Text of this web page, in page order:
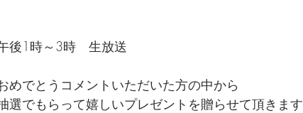
後1時～3時　生放送
めでとうコメントいただいた方の中から
選でもらって嬉しいプレゼントを贈らせて頂きます